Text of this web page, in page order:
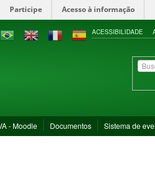
Participe Acesso à informação
ACESSIBILIDADE
- Moodle Documentos Sistema de